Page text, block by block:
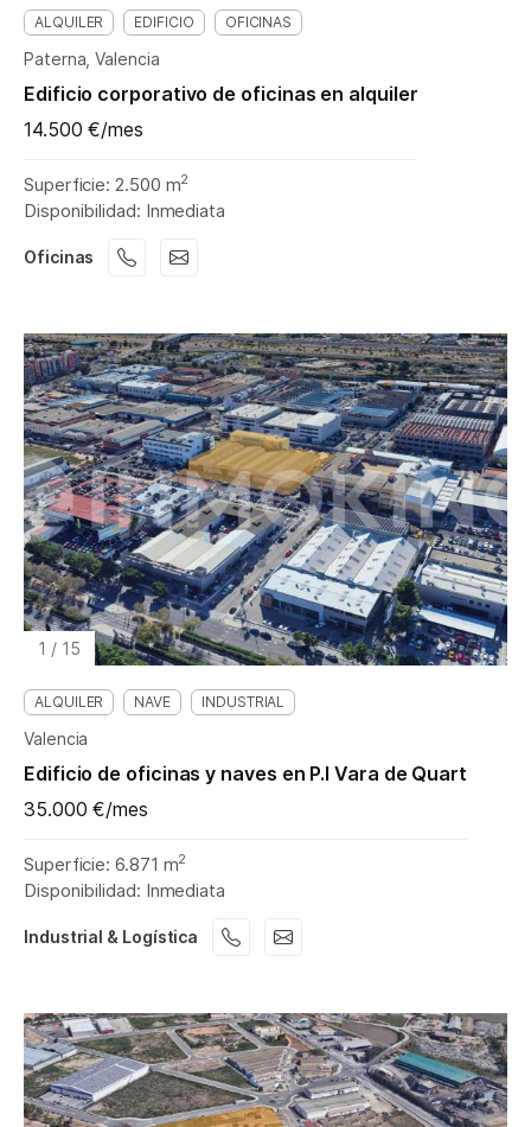
ALQUILER EDIFICIO OFICINAS
Paterna, Valencia
Edificio corporativo de oficinas en alquiler
14.500 €/mes
Superficie: 2.500 m2
Disponibilidad: Inmediata
Oficinas
1 / 15
ALQUILER NAVE INDUSTRIAL
Valencia
Edificio de oficinas y naves en P.I Vara de Quart
35.000 €/mes
Superficie: 6.871 m2
Disponibilidad: Inmediata
Industrial & Logística